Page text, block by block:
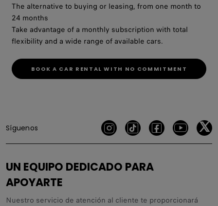
The alternative to buying or leasing, from one month to
24 months
Take advantage of a monthly subscription with total
flexibility and a wide range of available cars.
BOOK A CAR RENTAL WITH NO COMMITMENT
Síguenos
UN EQUIPO DEDICADO PARA
APOYARTE
Nuestro servicio de atención al cliente te proporcionará